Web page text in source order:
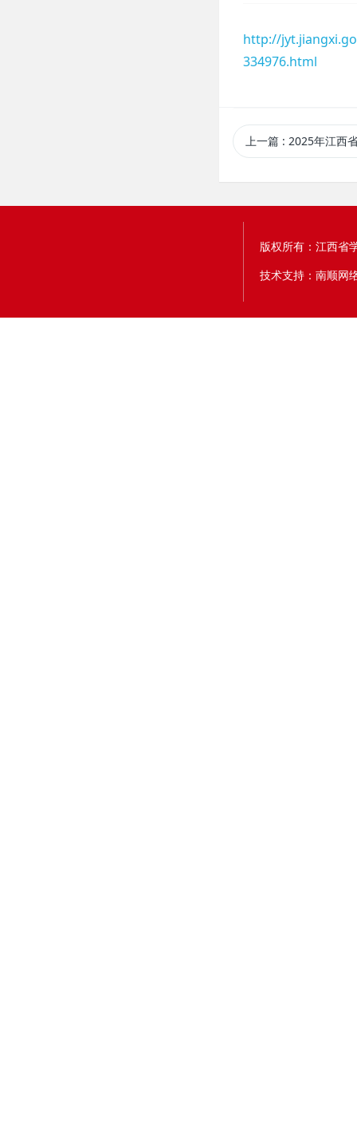
http://
334976.html
上一篇 : 2025年江西省大中学生舞龙
版权所有：江西省
技术支持：南顺网